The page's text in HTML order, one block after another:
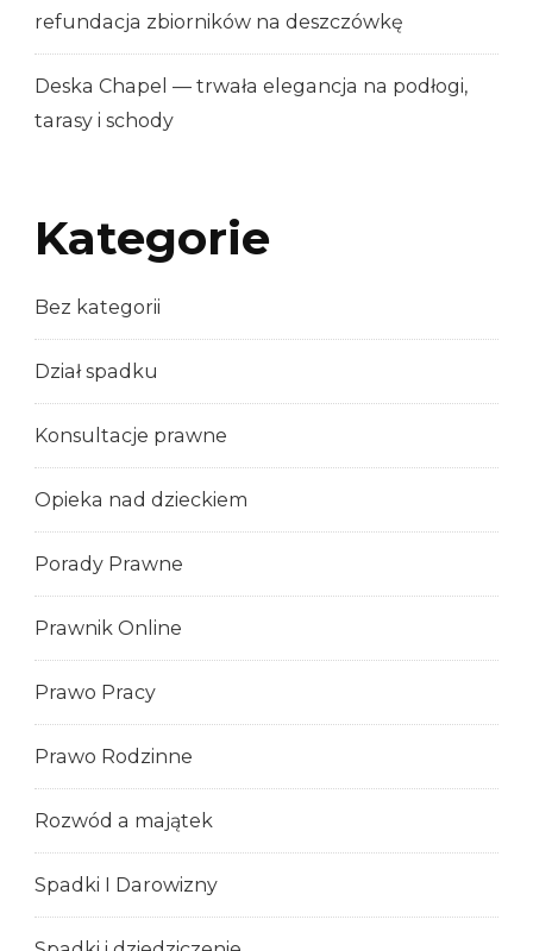
refundacja zbiorników na deszczówkę
Deska Chapel — trwała elegancja na podłogi,
tarasy i schody
Kategorie
Bez kategorii
Dział spadku
Konsultacje prawne
Opieka nad dzieckiem
Porady Prawne
Prawnik Online
Prawo Pracy
Prawo Rodzinne
Rozwód a majątek
Spadki I Darowizny